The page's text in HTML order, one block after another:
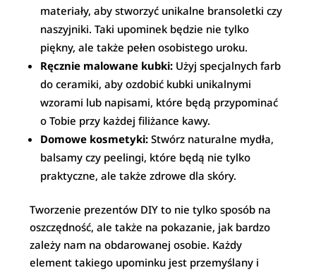
materiały, aby stworzyć unikalne bransoletki czy
naszyjniki. Taki upominek będzie nie tylko
piękny, ale także pełen osobistego uroku.
Ręcznie malowane kubki: Użyj specjalnych farb
do ceramiki, aby ozdobić kubki unikalnymi
wzorami lub napisami, które będą przypominać
o Tobie przy każdej filiżance kawy.
Domowe kosmetyki: Stwórz naturalne mydła,
balsamy czy peelingi, które będą nie tylko
praktyczne, ale także zdrowe dla skóry.
Tworzenie prezentów DIY to nie tylko sposób na
oszczędność, ale także na pokazanie, jak bardzo
zależy nam na obdarowanej osobie. Każdy
element takiego upominku jest przemyślany i